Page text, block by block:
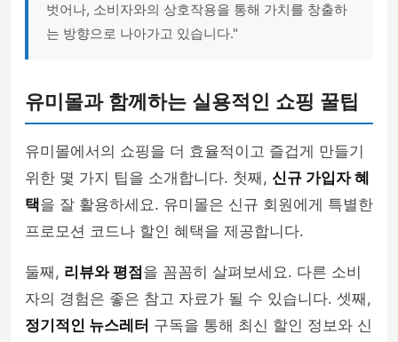
벗어나, 소비자와의 상호작용을 통해 가치를 창출하
는 방향으로 나아가고 있습니다."
유미몰과 함께하는 실용적인 쇼핑 꿀팁
유미몰에서의 쇼핑을 더 효율적이고 즐겁게 만들기
위한 몇 가지 팁을 소개합니다. 첫째, 신규 가입자 혜
택을 잘 활용하세요. 유미몰은 신규 회원에게 특별한
프로모션 코드나 할인 혜택을 제공합니다.
둘째, 리뷰와 평점을 꼼꼼히 살펴보세요. 다른 소비
자의 경험은 좋은 참고 자료가 될 수 있습니다. 셋째,
정기적인 뉴스레터 구독을 통해 최신 할인 정보와 신